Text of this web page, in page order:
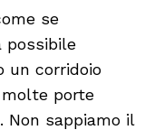
se
possibile
un corridoio
porte
Non sappiamo il